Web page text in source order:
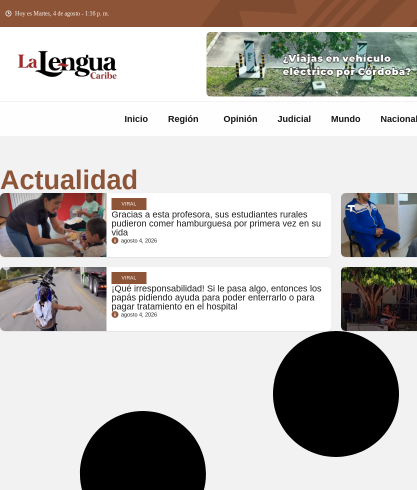
Hoy es Martes, 4 de agosto - 1:16 p. m.
Inicio Región Opinión Judicial Mundo Nacional
Actualidad
VIRAL
Gracias a esta profesora, sus estudiantes rurales
pudieron comer hamburguesa por primera vez en su
vida
agosto 4, 2026
VIRAL
¡Qué irresponsabilidad! Si le pasa algo, entonces los
papás pidiendo ayuda para poder enterrarlo o para
pagar tratamiento en el hospital
agosto 4, 2026